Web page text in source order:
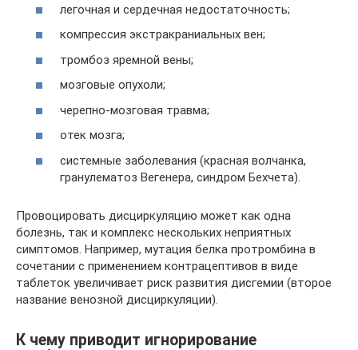
легочная и сердечная недостаточность;
компрессия экстракраниальных вен;
тромбоз яремной вены;
мозговые опухоли;
черепно-мозговая травма;
отек мозга;
системные заболевания (красная волчанка,
гранулематоз Вегенера, синдром Бехчета).
Провоцировать дисциркуляцию может как одна
болезнь, так и комплекс нескольких неприятных
симптомов. Например, мутация белка протромбина в
сочетании с применением контрацептивов в виде
таблеток увеличивает риск развития дисгемии (второе
название венозной дисциркуляции).
К чему приводит игнорирование